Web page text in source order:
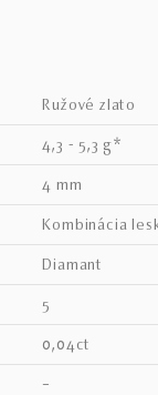
ružové zlato
4,3 - 5,3 g*
4 mm
kombinácia
diamant
5
0,04ct
–